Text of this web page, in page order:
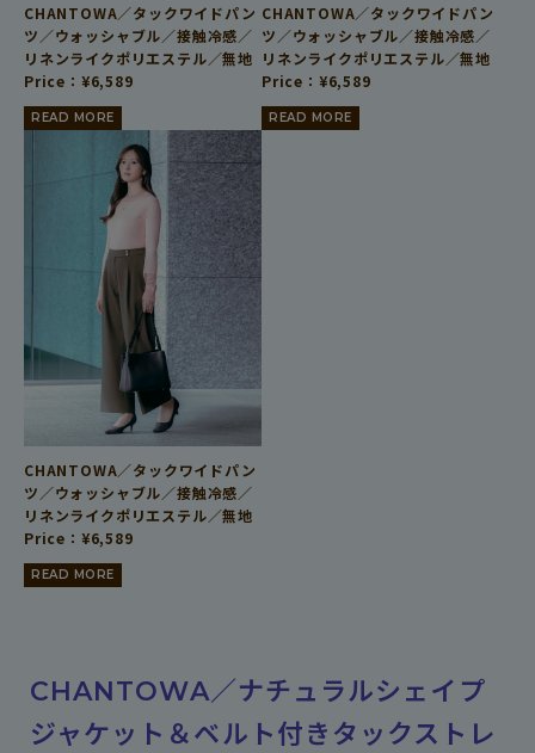
CHANTOWA／タックワイドパン
ツ／ウォッシャブル／接触冷感／
リネンライクポリエステル／無地
Price： ¥6,589
READ MORE
CHANTOWA／タックワイドパン
ツ／ウォッシャブル／接触冷感／
リネンライクポリエステル／無地
Price： ¥6,589
READ MORE
CHANTOWA／タックワイドパン
ツ／ウォッシャブル／接触冷感／
リネンライクポリエステル／無地
Price： ¥6,589
READ MORE
CHANTOWA／ナチュラルシェイプ
ジャケット＆ベルト付きタックストレ